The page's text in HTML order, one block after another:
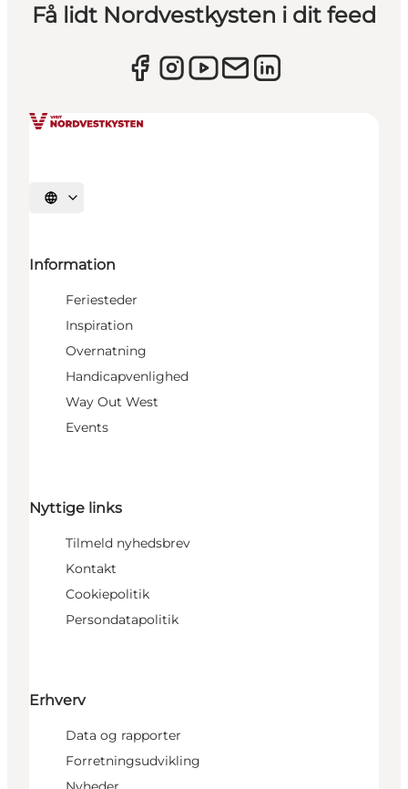
Få lidt Nordvestkysten i dit feed
Vælg sprog
Information
Feriesteder
Inspiration
Overnatning
Handicapvenlighed
Way Out West
Events
Nyttige links
Tilmeld nyhedsbrev
Kontakt
Cookiepolitik
Persondatapolitik
Erhverv
Data og rapporter
Forretningsudvikling